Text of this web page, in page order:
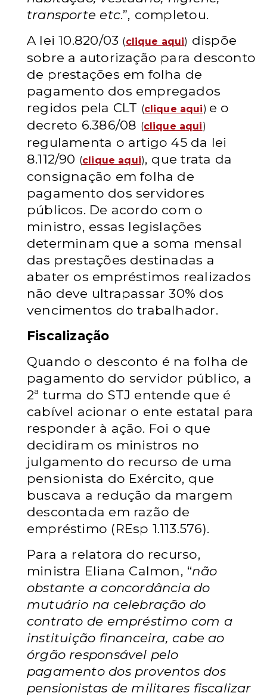
transporte etc.”, completou.
A lei 10.820/03 (clique aqui) dispõe
sobre a autorização para desconto
de prestações em folha de
pagamento dos empregados
regidos pela CLT (clique aqui) e o
decreto 6.386/08 (clique aqui)
regulamenta o artigo 45 da lei
8.112/90 (clique aqui), que trata da
consignação em folha de
pagamento dos servidores
públicos. De acordo com o
ministro, essas legislações
determinam que a soma mensal
das prestações destinadas a
abater os empréstimos realizados
não deve ultrapassar 30% dos
vencimentos do trabalhador.
Fiscalização
Quando o desconto é na folha de
pagamento do servidor público, a
2ª turma do STJ entende que é
cabível acionar o ente estatal para
responder à ação. Foi o que
decidiram os ministros no
julgamento do recurso de uma
pensionista do Exército, que
buscava a redução da margem
descontada em razão de
empréstimo (REsp 1.113.576).
Para a relatora do recurso,
ministra Eliana Calmon, “não
obstante a concordância do
mutuário na celebração do
contrato de empréstimo com a
instituição financeira, cabe ao
órgão responsável pelo
pagamento dos proventos dos
pensionistas de militares fiscalizar